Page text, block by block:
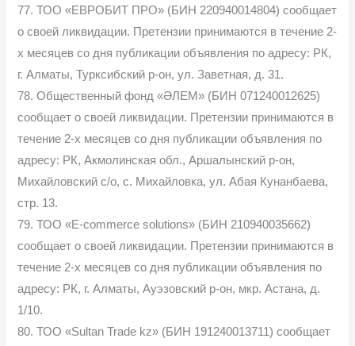
77. ТОО «ЕВРОБИТ ПРО» (БИН 220940014804) сообщает
о своей ликвидации. Претензии принимаются в течение 2-
х месяцев со дня публикации объявления по адресу: РК,
г. Алматы, Турксибский р-он, ул. Заветная, д. 31.
78. Общественный фонд «ӘЛЕМ» (БИН 071240012625)
сообщает о своей ликвидации. Претензии принимаются в
течение 2-х месяцев со дня публикации объявления по
адресу: РК, Акмолинская обл., Аршалынский р-он,
Михайловский с/о, с. Михайловка, ул. Абая Кунанбаева,
стр. 13.
79. ТОО «E-commerce solutions» (БИН 210940035662)
сообщает о своей ликвидации. Претензии принимаются в
течение 2-х месяцев со дня публикации объявления по
адресу: РК, г. Алматы, Ауэзовский р-он, мкр. Астана, д.
1/10.
80. ТОО «Sultan Trade kz» (БИН 191240013711) сообщает